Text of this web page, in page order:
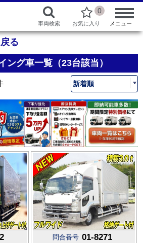
車両検索
0
お気に入り メニュー
る
ング車一覧（23台該当）
問合番号 01-8271